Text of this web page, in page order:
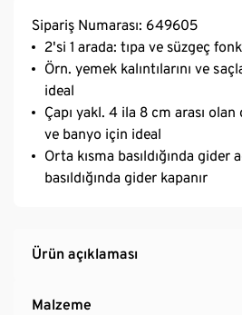
Sipariş Numarası: 649605
2'si 1 arada: tıpa ve süzgeç
Örn. yemek kalıntılarını ve
ideal
Çapı yakl. 4 ila 8 cm arası
ve banyo için ideal
Orta kısma basıldığında gider
basıldığında gider kapanır
Ürün açıklaması
Malzeme